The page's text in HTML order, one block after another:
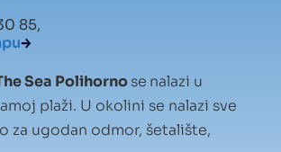
85,
Sea Polihornose nalazi u
plaži. U okolini se nalazi sve
za ugodan odmor, šetalište,